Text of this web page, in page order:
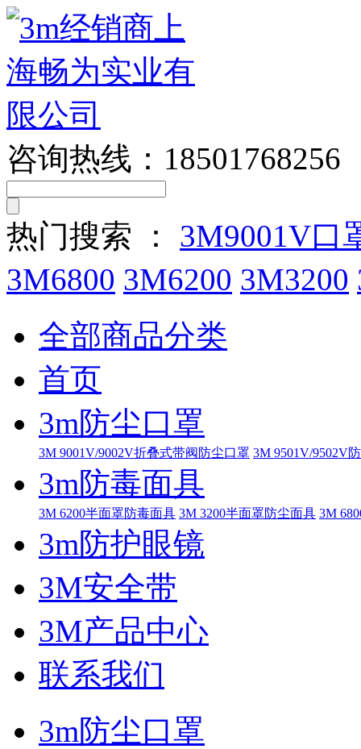
咨询热线： 18501768256
热门搜索 ： 3M9001V口
3M6800 3M6200 3M3200
全部商品分类
首页
3m防尘口罩
3M 9001V/9002V折叠式带阀防尘口罩 3M 9501V/9502V
3m防毒面具
3M 6200半面罩防毒面具 3M 3200半面罩防尘面具 3M
3m防护眼镜
3M安全带
3M产品中心
联系我们
3m防尘口罩